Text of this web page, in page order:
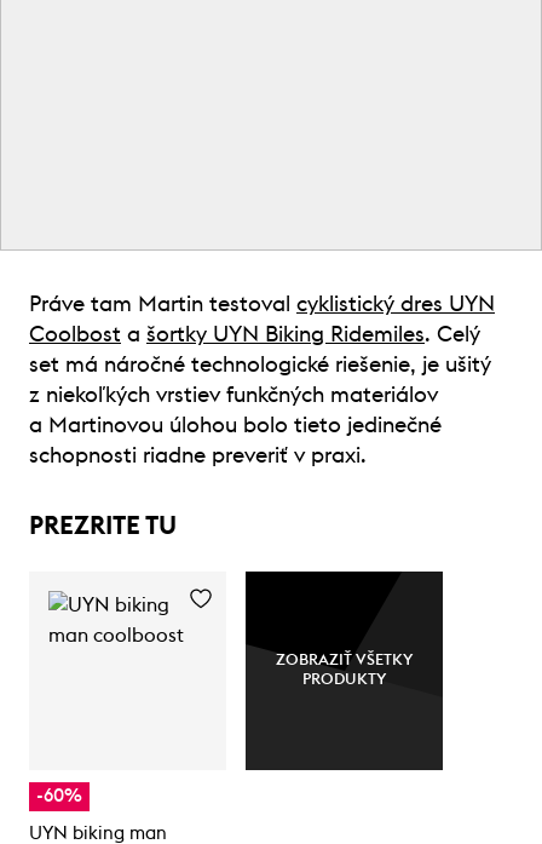
Práve tam Martin testoval cyklistický dres UYN
Coolbost a šortky UYN Biking Ridemiles. Celý
set má náročné technologické riešenie, je ušitý
z niekoľkých vrstiev funkčných materiálov
a Martinovou úlohou bolo tieto jedinečné
schopnosti riadne preveriť v praxi.
PREZRITE TU
-60%
UYN biking man
ZOBRAZIŤ VŠETKY
PRODUKTY